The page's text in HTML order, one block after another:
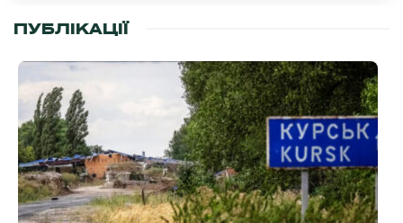
ПУБЛІКАЦІЇ